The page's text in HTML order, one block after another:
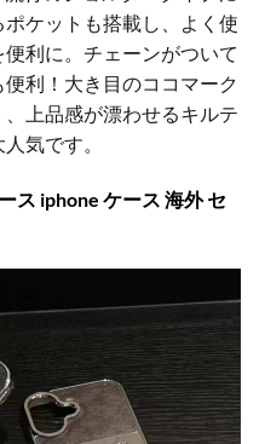
ケットも搭載し、よく使
利に。チェーンがついて
利！大き目のココマーク
上品感が漂わせるキルテ
気です。
ス iphone ケース 海外 セ